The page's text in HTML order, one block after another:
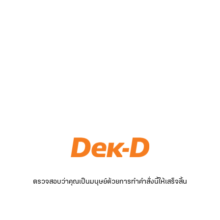
ตรวจสอบว่าคุณเป็นมนุษย์ด้วยการทำคำสั่งนี้ให้เสร็จสิ้น